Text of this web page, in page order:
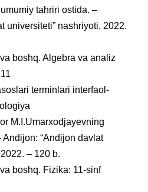
tahriri ostida. –
universiteti” nashriyoti, 2022.
boshq. Algebra va analiz
terminlari interfaol-
M.I.Umarxodjayevning
“Andijon davlat
– 120 b.
boshq. Fizika: 11-sinf